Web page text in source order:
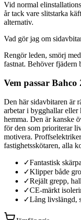
Vid normal
år tack vare slitstarka
alternativ.
Vad gör jag om
Rengör leden, smörj
fastnat. Behöver fjädern
Vem passar
Den här sidavbitaren är
arbetar i bygghallar
hemma. Den är kanske
för den som prioriterar
motivera.
fastighetsskötaren, alla
✓Fantastisk
✓Klipper både
✓Rejält grepp,
✓CE-märkt
✓Lång livslängd,